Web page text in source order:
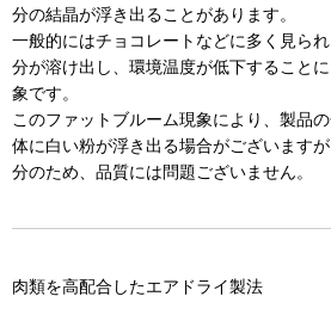
分の結晶が浮き出ることがあります。
一般的にはチョコレートなどに多く見ら
分が溶け出し、環境温度が低下すること
象です。
このファットブルーム現象により、製品
体に白い粉が浮き出る場合がございます
分のため、品質には問題ございません。
肉類を高配合したエアドライ製法